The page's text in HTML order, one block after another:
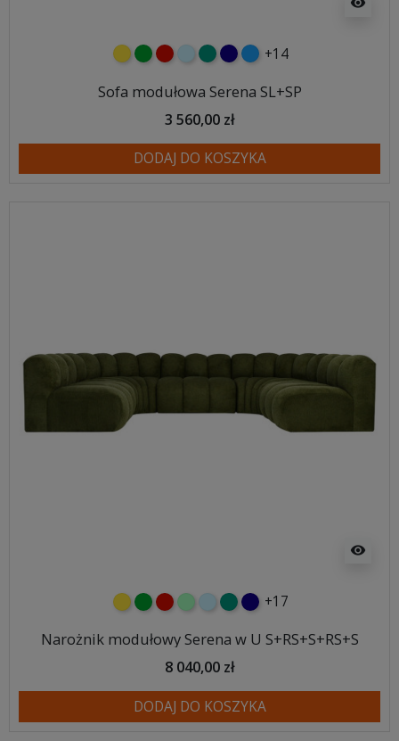
żółtyzielonyczerwony
błękitnyturkusowy
granatowy
niebieski
+14
Sofa modułowa Serena SL+SP
3 560,00 zł
DODAJ DO KOSZYKA
visibility
żółtyzielonyczerwony
miętowybłękitnyturkusowy
granatowy
+17
Narożnik modułowy Serena w U S+RS+S+RS+S
8 040,00 zł
DODAJ DO KOSZYKA